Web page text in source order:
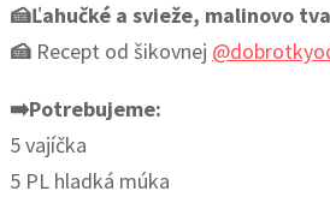
🍰Ľahučké a svieže, malinovo
🍰 Recept od šikovnej
➡️Potrebujeme:
5 vajíčka
5 PL hladká múka